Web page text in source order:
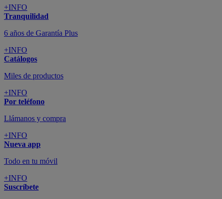
+INFO
Tranquilidad
6 años de Garantía Plus
+INFO
Catálogos
Miles de productos
+INFO
Por teléfono
Llámanos y compra
+INFO
Nueva app
Todo en tu móvil
+INFO
Suscríbete